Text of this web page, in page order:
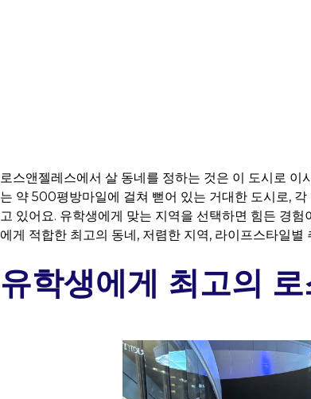
로스앤젤레스에서 살 동네를 정하는 것은 이 도시로
는 약 500평방마일에 걸쳐 뻗어 있는 거대한 도시로,
고 있어요. 유학생에게 맞는 지역을 선택하면 힘든 경
에게 적합한 최고의 동네, 저렴한 지역, 라이프스타일별
유학생에게 최고의